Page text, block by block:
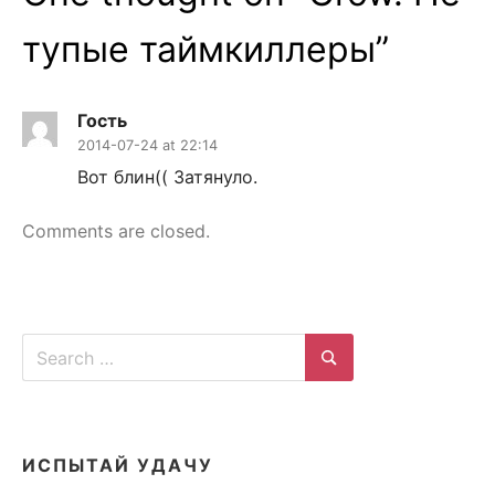
тупые таймкиллеры”
Гость
2014-07-24 at 22:14
Вот блин(( Затянуло.
Comments are closed.
Search
for:
Search
ИСПЫТАЙ УДАЧУ